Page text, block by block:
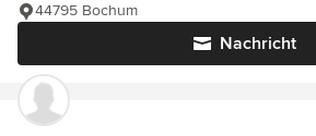
Nachricht
44795 Bochum